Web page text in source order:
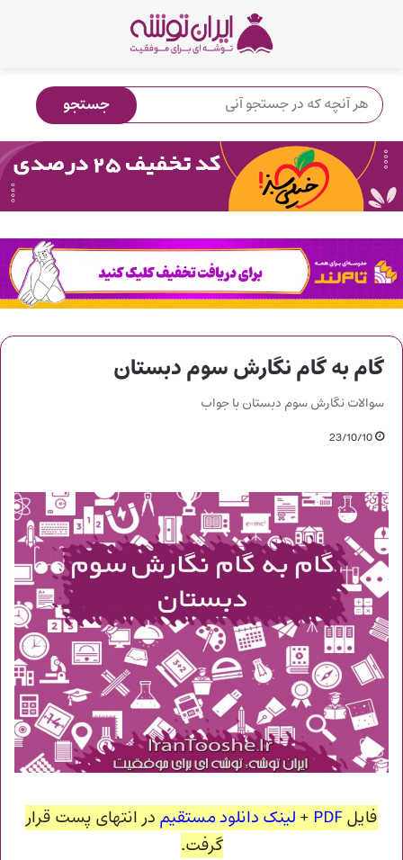
گام به گام نگارش سوم دبستان
سوالات نگارش سوم دبستان با جواب
23/10/10
فایلPDF
+ لینک دانلود مستقیم در انتهای پست قرار
گرفت.